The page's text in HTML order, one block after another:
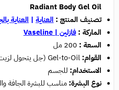
Radiant Body Gel Oil
تصنيف المنتج : العناية | العناية
الماركة : فازلين | Vaseline
السعة : 200 مل
القوام: Gel-to-Oil (جل يتحول لزيت خفيف)
الاستخدام: للجسم
نوع البشرة: مناسب للبشرة الجافة